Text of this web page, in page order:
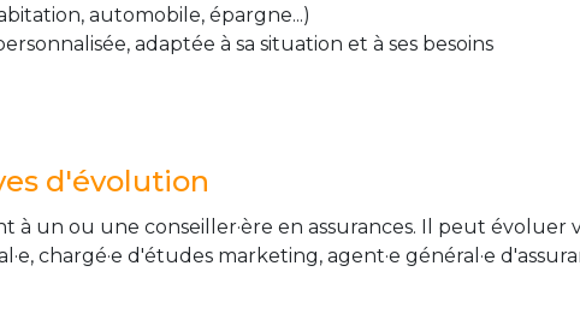
automobile, épargne...)
adaptée à sa situation et à ses besoins
d'évolution
à un ou une conseiller·ère en assurances. Il peut évoluer
chargé·e d'études marketing, agent·e général·e